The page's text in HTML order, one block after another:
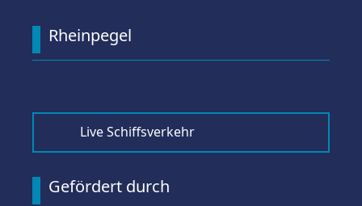
Rheinpegel
Live Schiffsverkehr
Gefördert durch